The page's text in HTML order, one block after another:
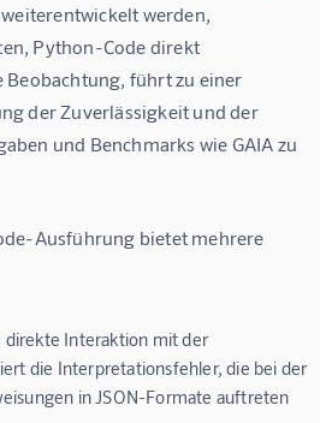
werden,
Python-Code direkt
Beobachtung, führt zu einer
der Zuverlässigkeit und der
und Benchmarks wie GAIA zu
Ausführung bietet mehrere
direkte Interaktion mit der
die Interpretationsfehler, die bei der
in JSON-Formate auftreten